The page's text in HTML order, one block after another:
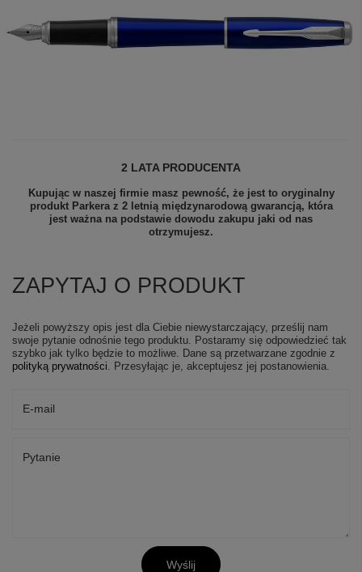
2 LATA PRODUCENTA
Kupując w naszej firmie masz pewność, że jest to oryginalny
produkt Parkera z 2 letnią międzynarodową gwarancją, która
jest ważna na podstawie dowodu zakupu jaki od nas
otrzymujesz.
ZAPYTAJ O PRODUKT
Jeżeli powyższy opis jest dla Ciebie niewystarczający, prześlij nam
swoje pytanie odnośnie tego produktu. Postaramy się odpowiedzieć tak
szybko jak tylko będzie to możliwe. Dane są przetwarzane zgodnie z
polityką prywatności. Przesyłając je, akceptujesz jej postanowienia.
E-mail
Pytanie
Wyślij